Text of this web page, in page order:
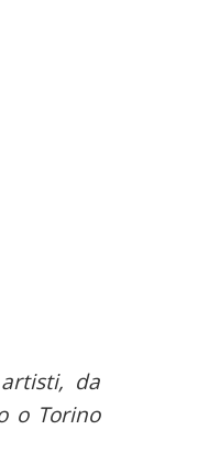
da
o Torino